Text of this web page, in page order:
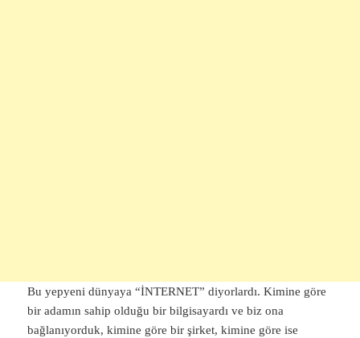
Bu yepyeni dünyaya “İNTERNET” diyorlardı. Kimine göre
bir adamın sahip olduğu bir bilgisayardı ve biz ona
bağlanıyorduk, kimine göre bir şirket, kimine göre ise